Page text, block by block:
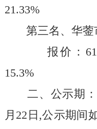
21.33%
第三名、 华蓥
报价：
15.3%
二、公示期：
月 22 日 ,公示期间